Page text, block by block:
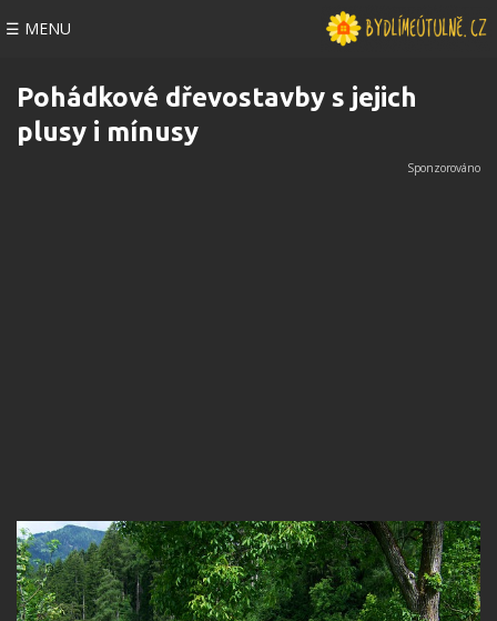
☰ MENU
Pohádkové dřevostavby s jejich
plusy i mínusy